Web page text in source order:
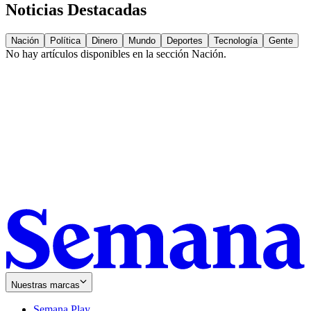
Noticias Destacadas
Nación Política Dinero Mundo Deportes Tecnología Gente
No hay artículos disponibles en la sección Nación.
Nuestras marcas